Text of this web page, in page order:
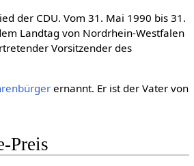
der CDU. Vom 31. Mai 1990 bis 31.
Landtag von Nordrhein-Westfalen
Vorsitzender des
ernannt. Er ist der Vater von
Preis